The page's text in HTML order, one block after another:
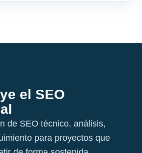
el SEO
de SEO técnico, análisis,
para proyectos que